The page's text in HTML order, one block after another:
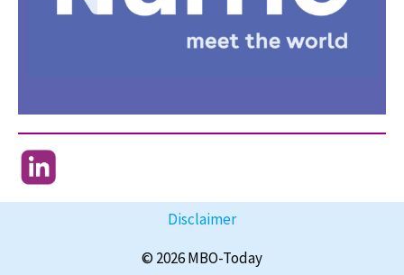
Disclaimer
© 2026 MBO-Today